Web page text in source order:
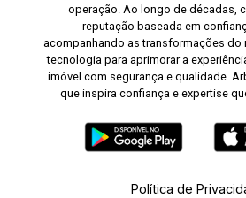
operação. Ao longo de décadas,
reputação baseada em
acompanhando as transformações do
tecnologia para aprimorar a
imóvel com segurança e qualidade.
que inspira confiança e expertise
Política de